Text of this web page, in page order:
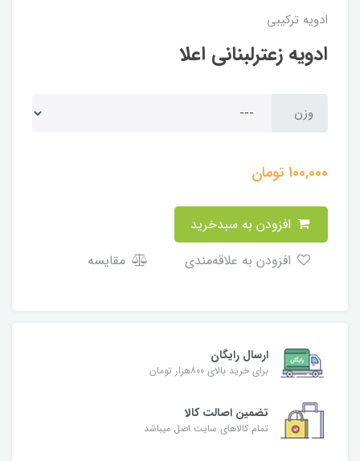
ادویه ترکیبی
ادویه زعترلبنانی اعلا
وزن
100,000تومان
مقایسه
ارسال رایگان
برای خرید بالای ۸۰۰هزار تومان
تضمین اصالت کالا
تمام کالاهای سایت اصل میباشد